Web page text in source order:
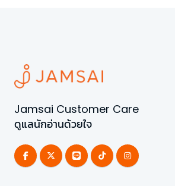
Jamsai Customer Care
ดูแลนักอ่านด้วยใจ